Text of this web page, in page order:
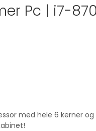
Pc | i7-
hele 6 kerner og